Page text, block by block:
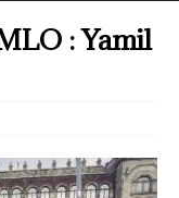
: Yamil